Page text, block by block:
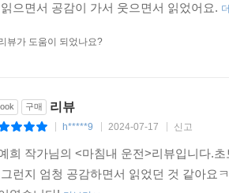
으면서 공감이 가서 웃으면서 읽었어요.
뷰가 도움이 되었나요?
구매 리뷰
h*****9 2024-07-17 신고
희 작가님의 <마침내 운전>리뷰입니다.
런지 엄청 공감하면서 읽었던 것 같아요